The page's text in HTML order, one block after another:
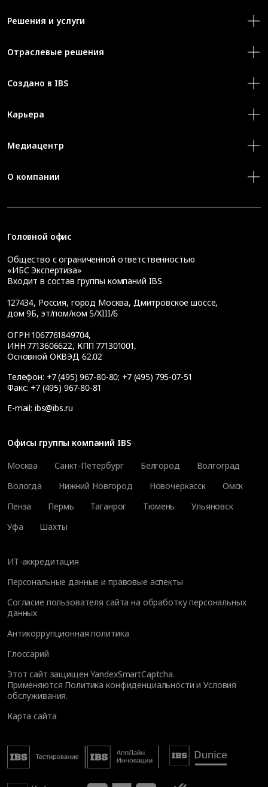
Решения и услуги
Отраслевые решения
Создано в IBS
Карьера
Медиацентр
О компании
Головной офис
Общество с ограниченной ответственностью
«ИБС Экспертиза»
Входит в состав группы компаний IBS
127434, Россия, город Москва, Дмитровское шоссе,
дом 9Б, эт/пом/ком 5/XIII/6
ОГРН 1067761849704,
ИНН 7713606622, КПП 771301001,
Основной ОКВЭД 62.02
Телефон: +7 (495) 967-80-80; +7 (495) 795-07-51
Факс: +7 (495) 967-80-81
E-mail: ibs@ibs.ru
Офисы группы компаний IBS
Москва
Санкт-Петербург Белгород
Волгоград
Вологда
Нижний Новгород Новочеркасск
Омск
Пенза
Пермь Таганрог Тюмень
Ульяновск
Уфа
Шахты
ИТ-аккредитация
Персональные данные и правовые аспекты
Согласие пользователя сайта на обработку персональных
данных
Антикоррупционная политика
Глоссарий
Этот сайт защищен YandexSmartCaptcha.
Применяются Политика конфиденциальности иУсловия
обслуживания.
Карта сайта